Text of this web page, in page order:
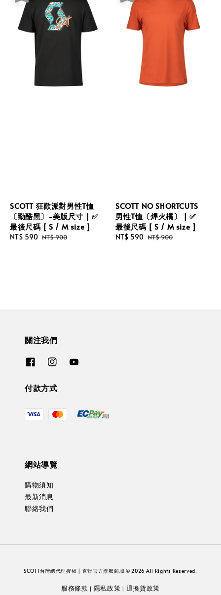
SCOTT 狂歡派對男性T恤
〔勁酷黑〕-美版尺寸 | ✅
最後尺碼 [ S / M size ]
Sale
NT$ 590 Regular
NT$ 900
SCOTT NO SHORTCUTS
男性T恤〔焊火橘〕 | ✅
最後尺碼 [ S / M size ]
Sale
NT$ 590 Regular
NT$ 900
關注我們
付款方式
網站導覽
購物須知
最新消息
聯絡我們
SCOTT台灣總代理授權 | 直營官方旗艦商城 © 2026 All Rights Reserved.
服務條款 | 隱私政策 | 退換貨政策